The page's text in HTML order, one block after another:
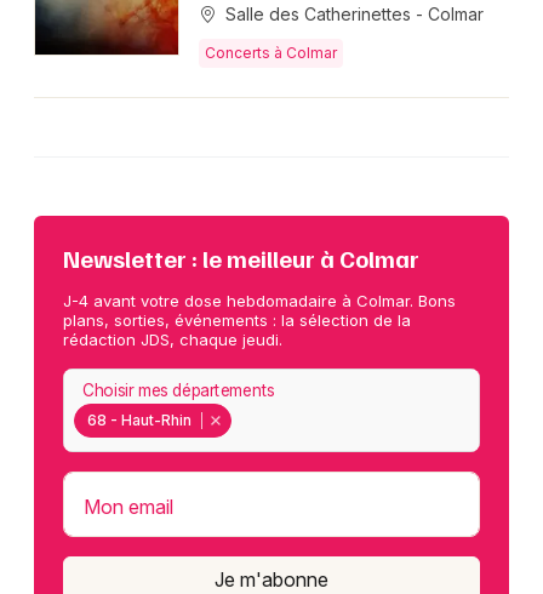
Salle des Catherinettes - Colmar
Concerts à Colmar
Newsletter : le meilleur à Colmar
J-4 avant votre dose hebdomadaire à Colmar. Bons
plans, sorties, événements : la sélection de la
rédaction JDS, chaque jeudi.
68 - Haut-Rhin
Choisir mes départements
Mon email
Je m'abonne